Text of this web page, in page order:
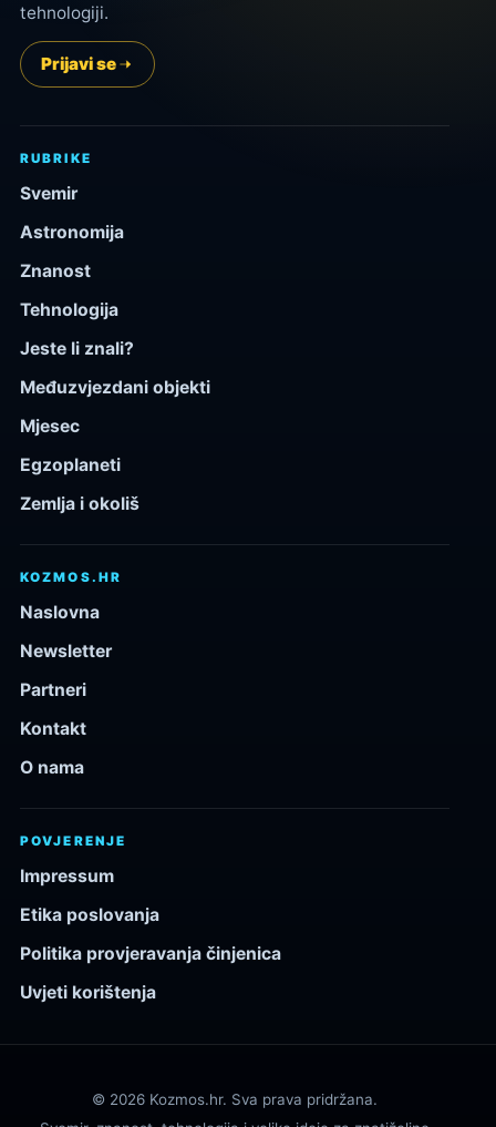
tehnologiji.
Prijavi se
RUBRIKE
Svemir
Astronomija
Znanost
Tehnologija
Jeste li znali?
Međuzvjezdani objekti
Mjesec
Egzoplaneti
Zemlja i okoliš
KOZMOS.HR
Naslovna
Newsletter
Partneri
Kontakt
O nama
POVJERENJE
Impressum
Etika poslovanja
Politika provjeravanja činjenica
Uvjeti korištenja
© 2026 Kozmos.hr. Sva prava pridržana.